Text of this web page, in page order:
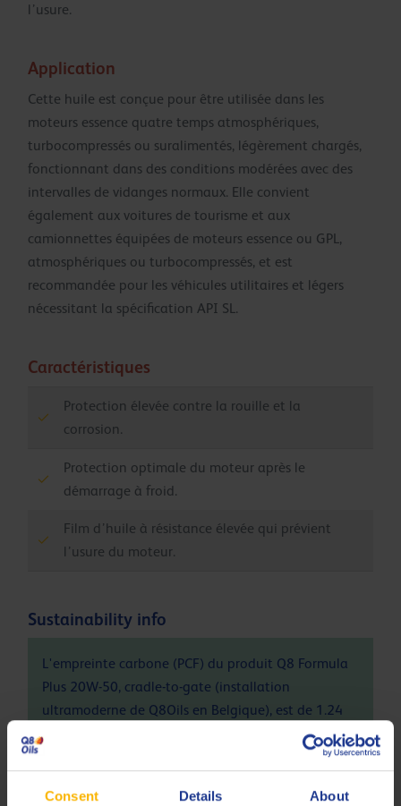
Consent Details About
l’usure.
Application
Cette huile est conçue pour être utilisée dans les
moteurs essence quatre temps atmosphériques,
turbocompressés ou suralimentés, légèrement chargés,
fonctionnant dans des conditions modérées avec des
intervalles de vidanges normaux. Elle convient
également aux voitures de tourisme et aux
camionnettes équipées de moteurs essence ou GPL,
atmosphériques ou turbocompressés, et est
recommandée pour les véhicules utilitaires et légers
nécessitant la spécification API SL.
Caractéristiques
Protection élevée contre la rouille et la
corrosion.
Protection optimale du moteur après le
démarrage à froid.
Film d’huile à résistance élevée qui prévient
l’usure du moteur.
Sustainability info
L'empreinte carbone (PCF) du produit Q8 Formula
Plus 20W-50, cradle-to-gate (installation
ultramoderne de Q8Oils en Belgique), est de 1.24
kg CO
eq / kg. Pour en savoir plus sur l'impact